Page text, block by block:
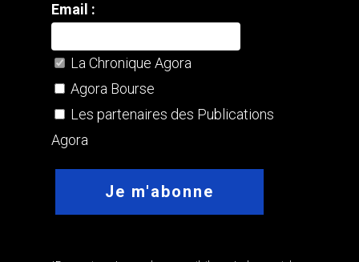
Email :
La Chronique Agora
Agora Bourse
Les partenaires des Publications
Agora